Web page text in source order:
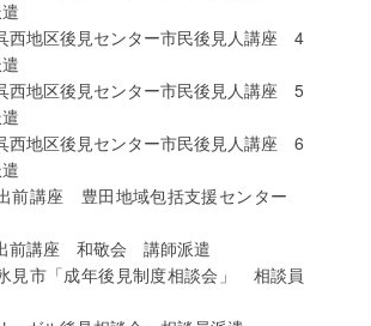
地区後見センター市民後見人講座 4
地区後見センター市民後見人講座 5
地区後見センター市民後見人講座 6
前講座 豊田地域包括支援センター
前講座 和敬会 講師派遣
市「成年後見制度相談会」 相談員